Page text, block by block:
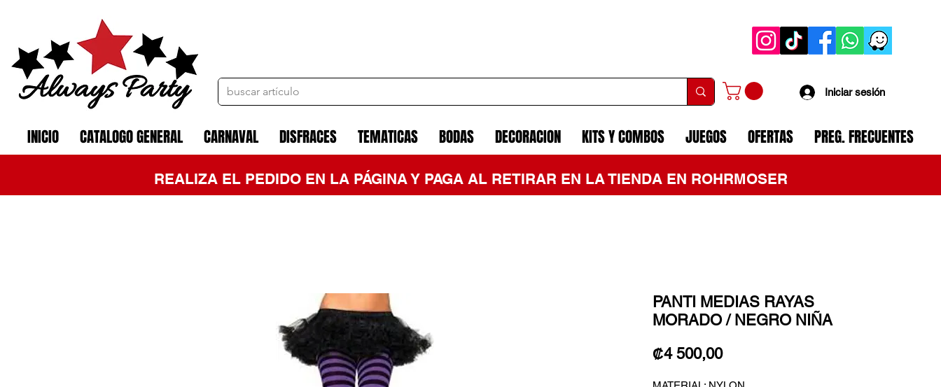
Iniciar sesión
INICIO CATALOGO GENERAL CARNAVAL DISFRACES TEMATICAS BODAS DECORACION KITS Y COMBOS JUEGOS OFERTAS PREG. FRECUENTES
REALIZA EL PEDIDO EN LA PÁGINA Y PAGA AL RETIRAR EN LA TIENDA EN ROHRMOSER
PANTI MEDIAS RAYAS
MORADO / NEGRO NIÑA
₡4 500,00Precio